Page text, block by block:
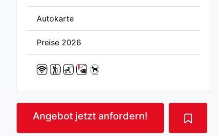
Autokarte
Preise 2026
Angebot jetzt anfordern!